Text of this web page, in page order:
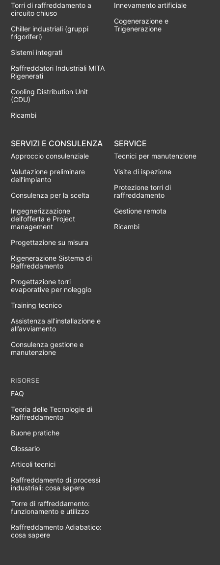
Torri di raffreddamento a
circuito chiuso
Chiller industriali (gruppi
frigoriferi)
Sistemi integrati
Raffreddatori Industriali MITA
Rigenerati
Cooling Distribution Unit
(CDU)
Ricambi
Innevamento artificiale
Cogenerazione e
Trigenerazione
SERVIZI E CONSULENZA
Approccio consulenziale
Valutazione preliminare
dell’impianto
Consulenza per la scelta
Ingegnerizzazione
dell’offerta e Project
management
Progettazione su misura
Rigenerazione Sistema di
Raffreddamento
Progettazione torri
evaporative per noleggio
Training tecnico
Assistenza all’installazione e
all’avviamento
Consulenza gestione e
manutenzione
SERVICE
Tecnici per manutenzione
Visite di ispezione
Protezione torri di
raffreddamento
Gestione remota
Ricambi
RISORSE
FAQ
Teoria delle Tecnologie di
Raffreddamento
Buone pratiche
Glossario
Articoli tecnici
Raffreddamento di processi
industriali: cosa sapere
Torre di raffreddamento:
funzionamento e utilizzo
Raffreddamento Adiabatico:
cosa sapere